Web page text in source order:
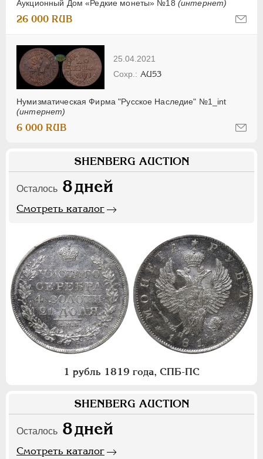
Аукционный Дом «Редкие монеты» №18 (интернет)
26 000 RUB
25.04.2021
Нумизматическая Фирма "Русское Наследие" №1_int
(интернет)
AU53
6 000 RUB
SHENBERG AUCTION
Осталось 8дней
Смотреть каталог
1 рубль 1819 года, СПБ-ПС
SHENBERG AUCTION
Осталось 8дней
Смотреть каталог